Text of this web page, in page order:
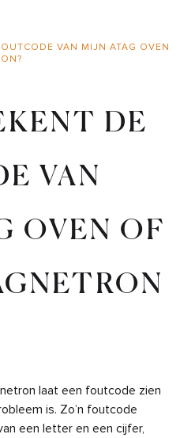
VAN MIJN ATAG OVEN
DE
VAN
OVEN OF
laat een foutcode zien
is. Zo’n foutcode
een letter en een cijfer,